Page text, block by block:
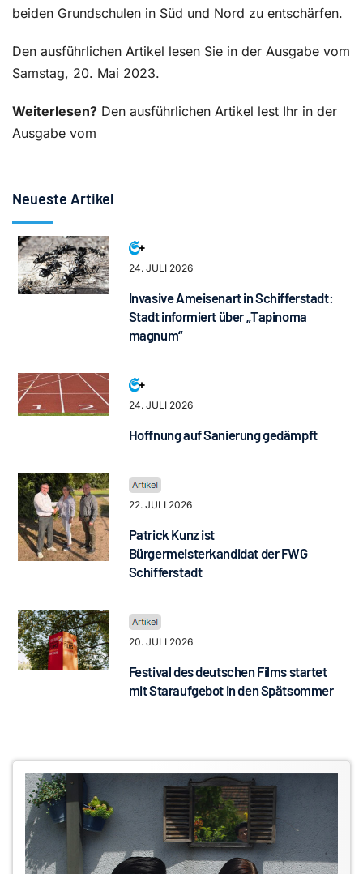
beiden Grundschulen in Süd und Nord zu entschärfen.
Den ausführlichen Artikel lesen Sie in der Ausgabe vom
Samstag, 20. Mai 2023.
Weiterlesen? Den ausführlichen Artikel lest Ihr in der
Ausgabe vom
Neueste Artikel
24. JULI 2026
Invasive Ameisenart in Schifferstadt:
Stadt informiert über „Tapinoma
magnum“
24. JULI 2026
Hoffnung auf Sanierung gedämpft
22. JULI 2026
Patrick Kunz ist
Bürgermeisterkandidat der FWG
Schifferstadt
20. JULI 2026
Festival des deutschen Films startet
mit Staraufgebot in den Spätsommer